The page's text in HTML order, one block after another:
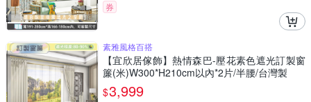
券
素雅風格百搭
【宜欣居傢飾】熱情森巴-壓花素色遮光訂製窗
簾(米)W300*H210cm以內*2片/半腰/台灣製
$3,999